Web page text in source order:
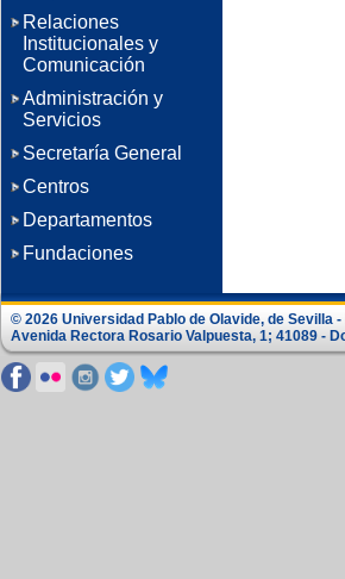
Relaciones
Institucionales y
Comunicación
Administración y
Servicios
Secretaría General
Centros
Departamentos
Fundaciones
© 2026 Universidad Pablo de Olavide, de Sevilla
Avenida Rectora Rosario Valpuesta, 1; 41089 -